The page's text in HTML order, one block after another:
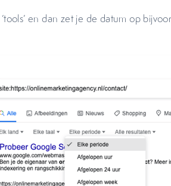
en dan zet je de datum op